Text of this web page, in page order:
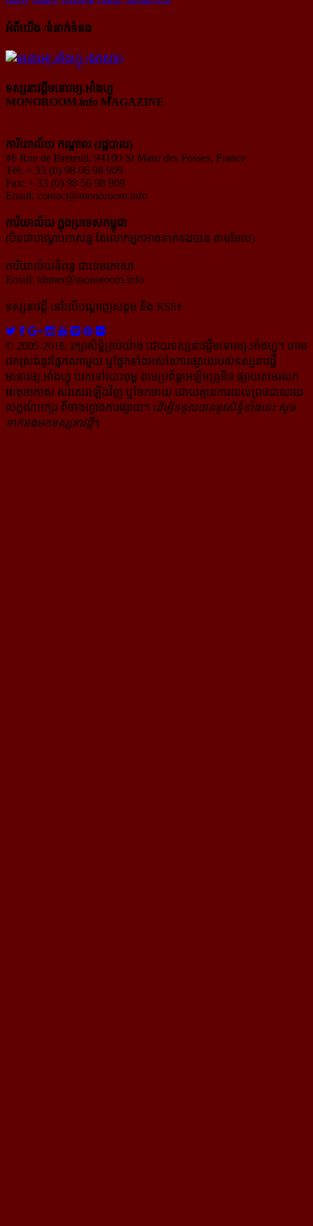
អំពីយើង /ទំនាក់ទំនង
ទស្សនាវដ្ដីមនោរម្យ.អាំងហ្វូ
MONOROOM.info MAGAZINE
ការិយាល័យ កណ្ដាល (រដ្ឋបាល)
#6 Rue de Breteuil, 94100 St Maur des Fosses, France
Tél: + 33 (0) 98 06 98 909
Fax: + 33 (0) 98 56 98 909
Email: contact@monoroom.info
ការិយាល័យ ក្នុង​ប្រទេស​កម្ពុជា
(បិទជាបណ្ដោះអាសន្ន តែលោកអ្នកអាចទាក់ទងបាន តាមមែល)
ការិយាល័យនិពន្ធ ជាខេមរភាសា
Email: khmer@monoroom.info
ទស្សនាវដ្ដី​ នៅលើបណ្ដាញសង្គម និង RSS៖
© 2005-2018, រក្សាសិទ្ធិគ្រប់យ៉ាង ដោយទស្សនាវដ្ដី​មនោរម្យ.អាំងហ្វូ។ ហាម​
ដក​ស្រង់​នូវ​ផ្នែក​ណា​មួយ​ ឬ​ផ្នែក​ទាំង​អស់​នៃ​ការ​ផ្សាយ​របស់​ទស្សនាវដ្ដី​​
មនោរម្យ.អាំងហ្វូ យក​ទៅ​​បោះពុម្ព តាម​ប្រព័ន្ធ​អេឡិច​ត្រូនិច ផ្សាយ​តាម​រលក​
ធាតុអាកាស សរសេរ​ឡើង​វិញ ឬ​ចែក​ចាយ​ ដោយ​គ្មាន​ការ​យល់ព្រមជា​លាយ​
លក្ខណ៍​អក្សរ​ ពី​ចាងហ្វាង​ការ​ផ្សាយ​។ ដើម្បី​ទទួល​បាននូវសិទ្ធិ​ទាំងនេះ សូម​
ទាក់​ទង​មក​ទស្សនាវដ្ដី។